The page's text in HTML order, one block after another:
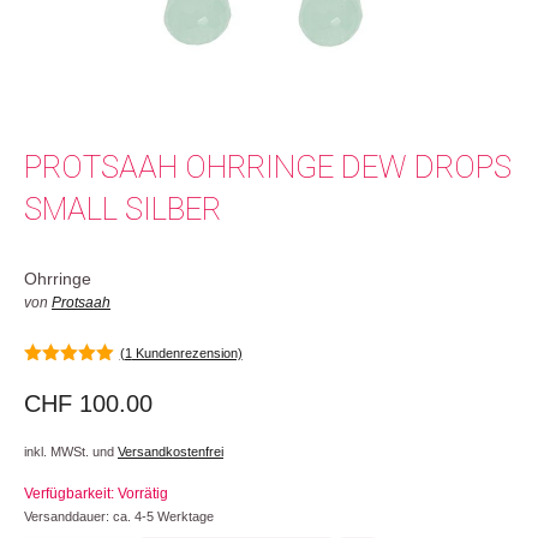
PROTSAAH OHRRINGE DEW DROPS
SMALL SILBER
Ohrringe
von Protsaah
(1 Kundenrezension)
CHF 100.00
inkl. MWSt. und Versandkostenfrei
Verfügbarkeit: Vorrätig
Versanddauer: ca. 4-5 Werktage